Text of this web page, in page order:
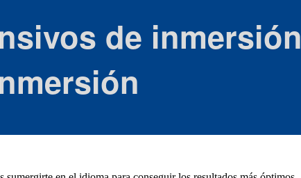
de inmersión